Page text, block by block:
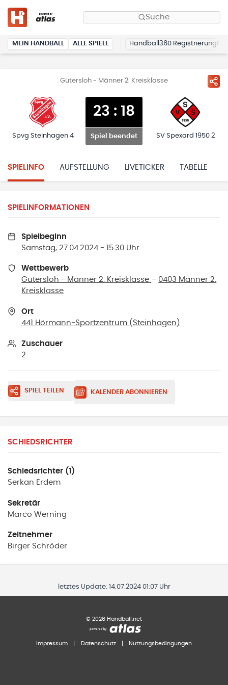
Suche
MEIN HANDBALL ALLE SPIELE Handball360 Registrierung
Gütersloh - Männer 2. Kreisklasse
Spvg Steinhagen 4
23 : 18
Spiel beendet SV Spexard 1950 2
SPIELINFO AUFSTELLUNG LIVETICKER TABELLE
SPIELINFORMATIONEN
Spielbeginn
Samstag, 27.04.2024 - 15:30 Uhr
Wettbewerb
Gütersloh - Männer 2. Kreisklasse – 0403 Männer 2.
Kreisklasse
Ort
441 Hörmann-Sportzentrum ( Steinhagen )
Zuschauer
2
SPIEL TEILEN KALENDER ABONNIEREN
SCHIEDSRICHTER
Schiedsrichter (1)
Serkan Erdem
Sekretär
Marco Werning
Zeitnehmer
Birger Schröder
letztes Update: 14.07.2024 01:07 Uhr
© 2026 Handball.net
Impressum Datenschutz Nutzungsbedingungen